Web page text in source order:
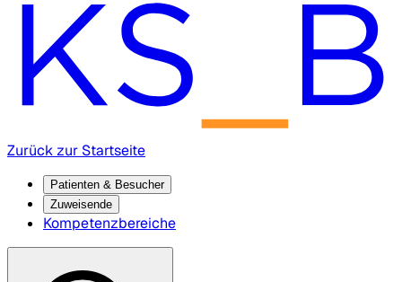
Zurück zur Startseite
Patienten & Besucher
Zuweisende
Kompetenzbereiche